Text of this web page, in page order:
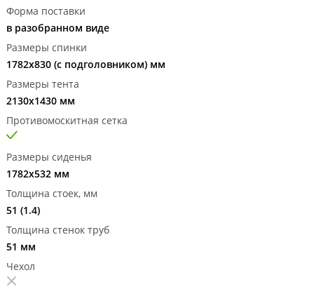
Форма поставки
в разобранном виде
Размеры спинки
1782х830 (с подголовником) мм
Размеры тента
2130х1430 мм
Противомоскитная сетка
Размеры сиденья
1782х532 мм
Толщина стоек, мм
51 (1.4)
Толщина стенок труб
51 мм
Чехол